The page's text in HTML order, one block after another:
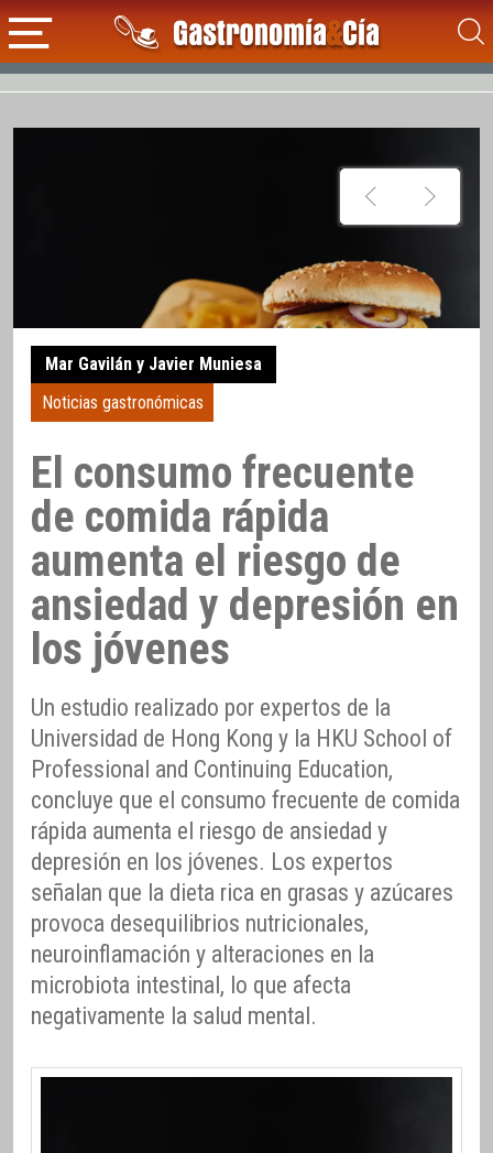
Mar Gavilán y Javier Muniesa
Noticias gastronómicas
El consumo frecuente
de comida rápida
aumenta el riesgo de
ansiedad y depresión en
los jóvenes
Un estudio realizado por expertos de la
Universidad de Hong Kong y la HKU School of
Professional and Continuing Education,
concluye que el consumo frecuente de comida
rápida aumenta el riesgo de ansiedad y
depresión en los jóvenes. Los expertos
señalan que la dieta rica en grasas y azúcares
provoca desequilibrios nutricionales,
neuroinflamación y alteraciones en la
microbiota intestinal, lo que afecta
negativamente la salud mental.